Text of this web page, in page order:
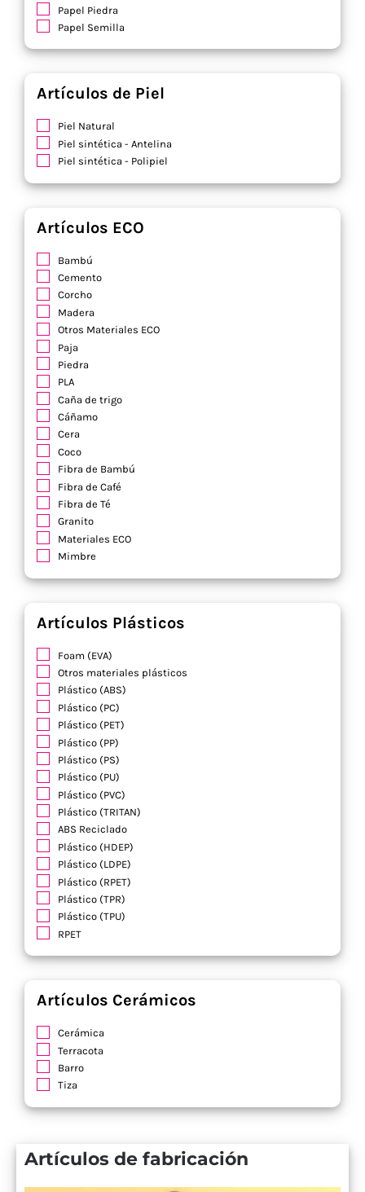
Papel Piedra
Papel Semilla
Artículos de Piel
Piel Natural
Piel sintética - Antelina
Piel sintética - Polipiel
Artículos ECO
Bambú
Cemento
Corcho
Madera
Otros Materiales ECO
Paja
Piedra
PLA
Caña de trigo
Cáñamo
Cera
Coco
Fibra de Bambú
Fibra de Café
Fibra de Té
Granito
Materiales ECO
Mimbre
Artículos Plásticos
Foam (EVA)
Otros materiales plásticos
Plástico (ABS)
Plástico (PC)
Plástico (PET)
Plástico (PP)
Plástico (PS)
Plástico (PU)
Plástico (PVC)
Plástico (TRITAN)
ABS Reciclado
Plástico (HDEP)
Plástico (LDPE)
Plástico (RPET)
Plástico (TPR)
Plástico (TPU)
RPET
Artículos Cerámicos
Cerámica
Terracota
Barro
Tiza
Artículos de fabricación